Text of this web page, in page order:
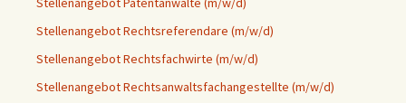
Stellenangebot Rechtsreferendare (m/w/d)
Stellenangebot Rechtsfachwirte (m/w/d)
Stellenangebot Rechtsanwaltsfachangestellte (m/w/d)